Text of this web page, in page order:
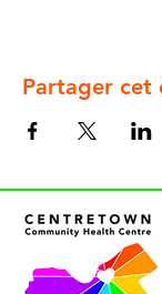
Partager cet